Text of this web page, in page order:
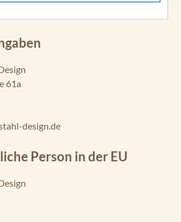
61a
design.de
Person in der EU